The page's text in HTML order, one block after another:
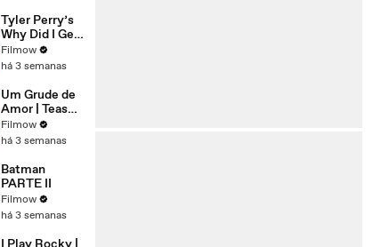
Tyler Perry’s
Why Did I Get
Married
Again? |
| Netflix
Filmow
há 3 semanas
Um Grude de
Amor | Teaser
oficial |
Netflix
Filmow
há 3 semanas
Batman
PARTE II
Filmow
há 3 semanas